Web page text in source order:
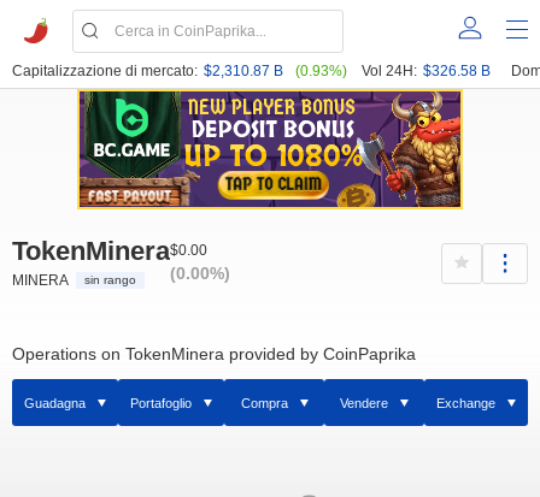
Capitalizzazione di mercato: $2,310.87 B (0.93%) Vol 24H: $326.58 B
TokenMinera
MINERA sin rango
$0.00
(0.00%)
Operations on TokenMinera provided by CoinPaprika
Guadagna Portafoglio Compra Vendere Exchange